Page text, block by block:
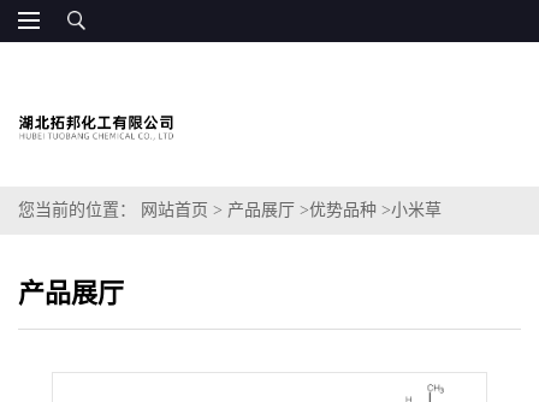
您当前的位置： 网站首页 > 产品展厅 >优势品种 >小米草
产品展厅